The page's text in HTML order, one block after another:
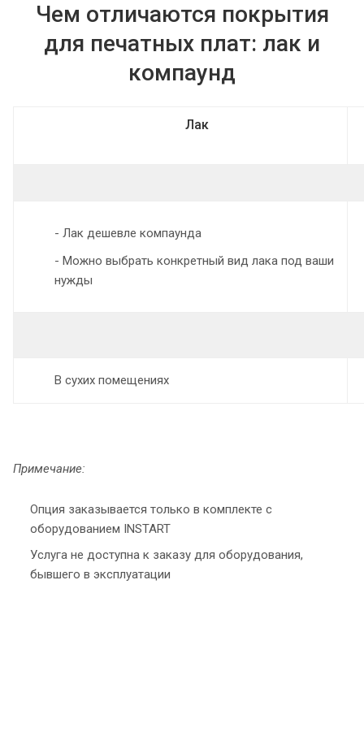
Чем отличаются покрытия
для печатных плат: лак и
компаунд
Лак
- Лак дешевле компаунда
- Можно выбрать конкретный вид лака под ваши
нужды
В сухих помещениях
Примечание:
Опция заказывается только в комплекте с
оборудованием INSTART
Услуга не доступна к заказу для оборудования,
бывшего в эксплуатации